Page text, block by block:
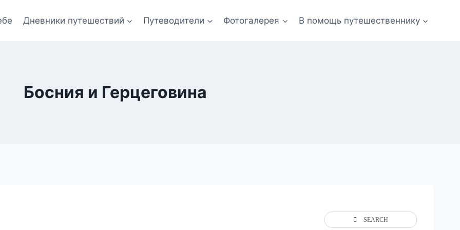
Дневники путешествий Путеводители Фотогалерея В помощь путешественнику
Босния и Герцеговина
SEARCH